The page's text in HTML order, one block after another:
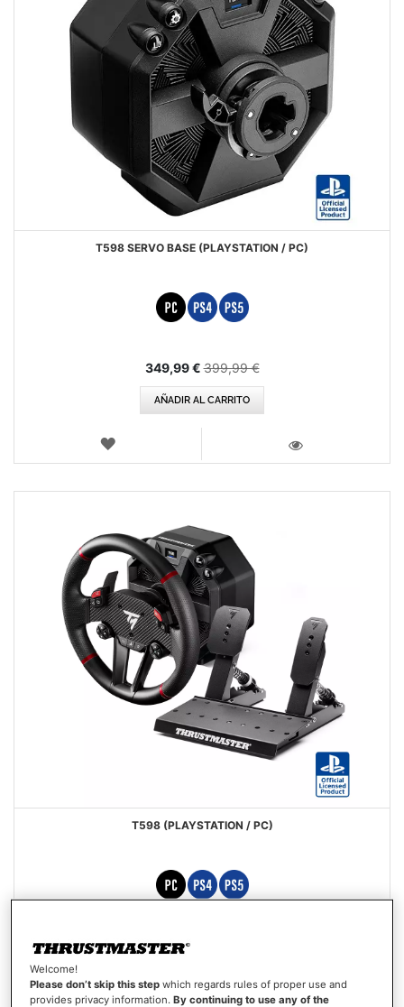
T598 SERVO BASE (PLAYSTATION / PC)
Precio
349,99 € 399,99 €
AÑADIR AL CARRITO
LISTA
T598 (PLAYSTATION / PC)
Precio
429,99 €
AÑADIR AL CARRITO
Welcome!
Please don’t skip this step which regards rules of proper use and
provides privacy information.By continuing to use any of the